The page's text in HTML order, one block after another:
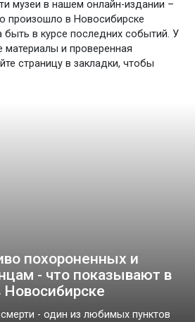
музеи в нашем онлайн-издании –
произошло в Новосибирске
быть в курсе последних событий. У
материалы и проверенная
страницу в закладки, чтобы
похороненных и
- что показывают в
- один из любимых пунктов